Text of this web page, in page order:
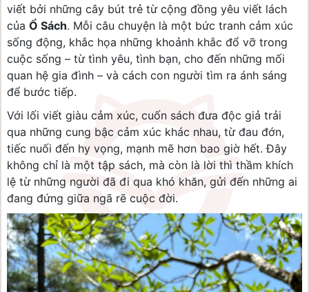
viết bởi những cây bút trẻ từ cộng đồng yêu viết lách
của Ổ Sách. Mỗi câu chuyện là một bức tranh cảm xúc
sống động, khắc họa những khoảnh khắc đổ vỡ trong
cuộc sống – từ tình yêu, tình bạn, cho đến những mối
quan hệ gia đình – và cách con người tìm ra ánh sáng
để bước tiếp.
Với lối viết giàu cảm xúc, cuốn sách đưa độc giả trải
qua những cung bậc cảm xúc khác nhau, từ đau đớn,
tiếc nuối đến hy vọng, mạnh mẽ hơn bao giờ hết. Đây
không chỉ là một tập sách, mà còn là lời thì thầm khích
lệ từ những người đã đi qua khó khăn, gửi đến những ai
đang đứng giữa ngã rẽ cuộc đời.